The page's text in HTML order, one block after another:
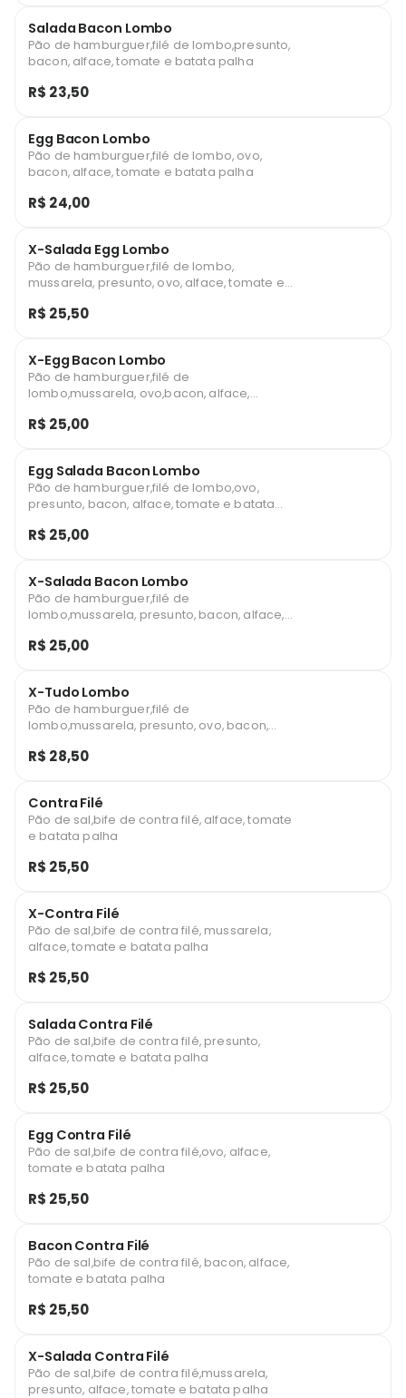
Salada Bacon Lombo
Pão de hamburguer,filé de lombo,presunto,
bacon, alface, tomate e batata palha
R$ 23,50
Egg Bacon Lombo
Pão de hamburguer,filé de lombo, ovo,
bacon, alface, tomate e batata palha
R$ 24,00
X-Salada Egg Lombo
Pão de hamburguer,filé de lombo,
mussarela, presunto, ovo, alface, tomate e
R$ 25,50
X-Egg Bacon Lombo
Pão de hamburguer,filé de
lombo,mussarela, ovo,bacon, alface,
R$ 25,00
Egg Salada Bacon Lombo
Pão de hamburguer,filé de lombo,ovo,
presunto, bacon, alface, tomate e batata
R$ 25,00
X-Salada Bacon Lombo
Pão de hamburguer,filé de
lombo,mussarela, presunto, bacon, alface,
R$ 25,00
X-Tudo Lombo
Pão de hamburguer,filé de
lombo,mussarela, presunto, ovo, bacon,
R$ 28,50
Contra Filé
Pão de sal,bife de contra filé, alface, tomate
e batata palha
R$ 25,50
X-Contra Filé
Pão de sal,bife de contra filé, mussarela,
alface, tomate e batata palha
R$ 25,50
Salada Contra Filé
Pão de sal,bife de contra filé, presunto,
alface, tomate e batata palha
R$ 25,50
Egg Contra Filé
Pão de sal,bife de contra filé,ovo, alface,
tomate e batata palha
R$ 25,50
Bacon Contra Filé
Pão de sal,bife de contra filé, bacon, alface,
tomate e batata palha
R$ 25,50
X-Salada Contra Filé
Pão de sal,bife de contra filé,mussarela,
presunto, alface, tomate e batata palha